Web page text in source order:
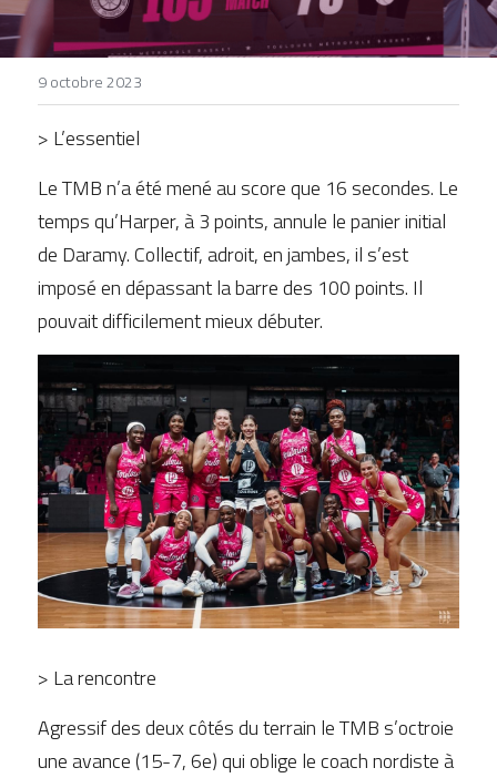
DEVENIR BÉNÉVOLE
9 octobre 2023
> L’essentiel
Le TMB n’a été mené au score que 16 secondes. Le
temps qu’Harper, à 3 points, annule le panier initial
de Daramy. Collectif, adroit, en jambes, il s’est
imposé en dépassant la barre des 100 points. Il
pouvait difficilement mieux débuter.
> La rencontre
Agressif des deux côtés du terrain le TMB s’octroie
une avance (15-7, 6e) qui oblige le coach nordiste à